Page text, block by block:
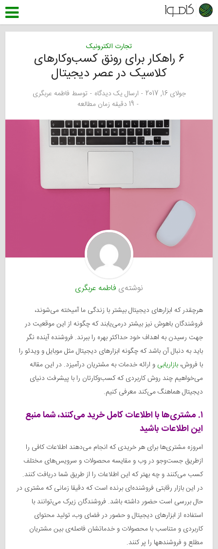
تجارت الکترونیک
۶ راهکار برای رونق کسب‌و‌کارهای
کلاسیک در عصر دیجیتال
جولای 16, 2017 ارسال یک دیدگاه توسط فاطمه عربگری
19 دقیقه زمان مطالعه
نوشته‌ی فاطمه عربگری
هرچقدر که ابزارهای دیجیتال بیشتر با زندگی ما آمیخته می‌شوند،
فروشندگان باهوش نیز بیشتر درمی‌یابند که چگونه از این موقعیت در
جهت رسیدن به اهداف خود حداکثر بهره را ببرند. فروشنده آینده نگر
باید به دنبال آن باشد که چگونه ابزارهای دیجیتال مثل موبایل و ویدئو را
با فروش،بازاریابی و ارائه خدمات به مشتریان درآمیزد. در این مقاله
می‌خواهیم چند روش کاربردی که کسب‌وکارتان را با پیشرفت دنیای
دیجیتال هماهنگ می‌کند معرفی کنیم.
۱. مشتری‌ها با اطلاعات کامل خرید می‌کنند، شما منبع
این اطلاعات باشید
امروزه مشتری‌ها برای هر خریدی که انجام می‌دهند اطلاعات کافی را
ازطریق جست‌و‌جو در وب و مقایسه محصولات و سرویس‌های مختلف
کسب می‌کنند و چه بهتر که این اطلاعات را از طریق شما دریافت کنند.
در این بازار رقابتی فروشنده‌ای برنده است که دقیقا زمانی که مشتری در
حال بررسی است حضور داشته باشد. فروشندگان زیرک می‌توانند با
استفاده از ابزارهای دیجیتال و حضور در فضای وب، تولید محتوای
کاربردی و متناسب با محصولات و خدماتشان فاصله‌ی بین مشتریان
مطلع و فروشنده‎ها را پر کنند.